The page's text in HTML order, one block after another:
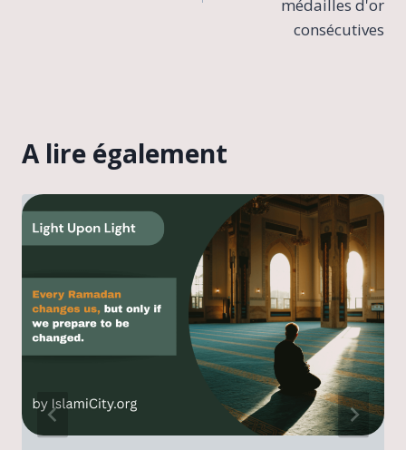
médailles d'or
consécutives
A lire également